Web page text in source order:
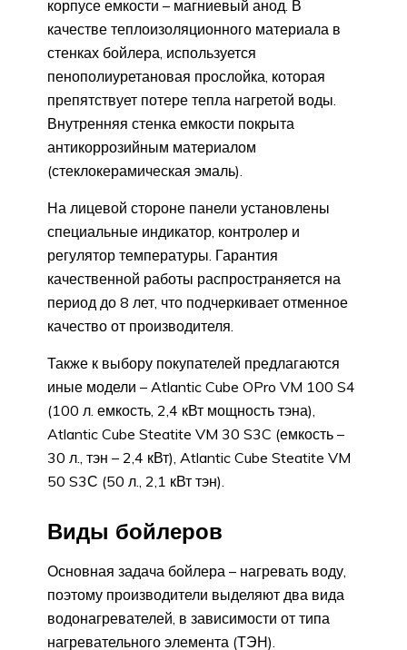
корпусе емкости – магниевый анод. В
качестве теплоизоляционного материала в
стенках бойлера, используется
пенополиуретановая прослойка, которая
препятствует потере тепла нагретой воды.
Внутренняя стенка емкости покрыта
антикоррозийным материалом
(стеклокерамическая эмаль).
На лицевой стороне панели установлены
специальные индикатор, контролер и
регулятор температуры. Гарантия
качественной работы распространяется на
период до 8 лет, что подчеркивает отменное
качество от производителя.
Также к выбору покупателей предлагаются
иные модели – Atlantic Cube OPro VM 100 S4
(100 л. емкость, 2,4 кВт мощность тэна),
Atlantic Cube Steatite VM 30 S3C (емкость –
30 л., тэн – 2,4 кВт), Atlantic Cube Steatite VM
50 S3С (50 л., 2,1 кВт тэн).
Виды бойлеров
Основная задача бойлера – нагревать воду,
поэтому производители выделяют два вида
водонагревателей, в зависимости от типа
нагревательного элемента (ТЭН).